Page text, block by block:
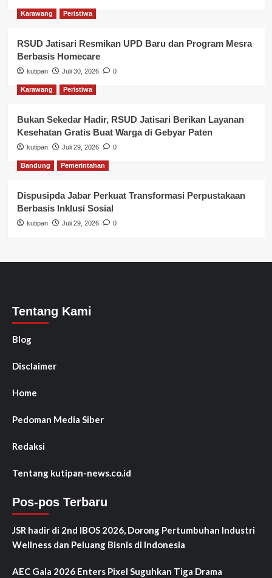
Karawang Peristiwa
RSUD Jatisari Resmikan UPD Baru dan Program Mesra
Berbasis Homecare
kutipan Juli 30, 2026 0
Karawang Peristiwa
Bukan Sekedar Hadir, RSUD Jatisari Berikan Layanan
Kesehatan Gratis Buat Warga di Gebyar Paten
kutipan Juli 29, 2026 0
Bandung Pemerintahan
Dispusipda Jabar Perkuat Transformasi Perpustakaan
Berbasis Inklusi Sosial
kutipan Juli 29, 2026 0
Tentang Kami
Blog
Disclaimer
Home
Pedoman Media Siber
Redaksi
Tentang kutipan-news.co.id
Pos-pos Terbaru
JSR hadir di 2nd IBOS 2026, Dorong Pertumbuhan Industri
Wellness dan Peluang Bisnis di Indonesia
AEC Gala 2026 Enters Pixel Suguhkan Tiga Drama